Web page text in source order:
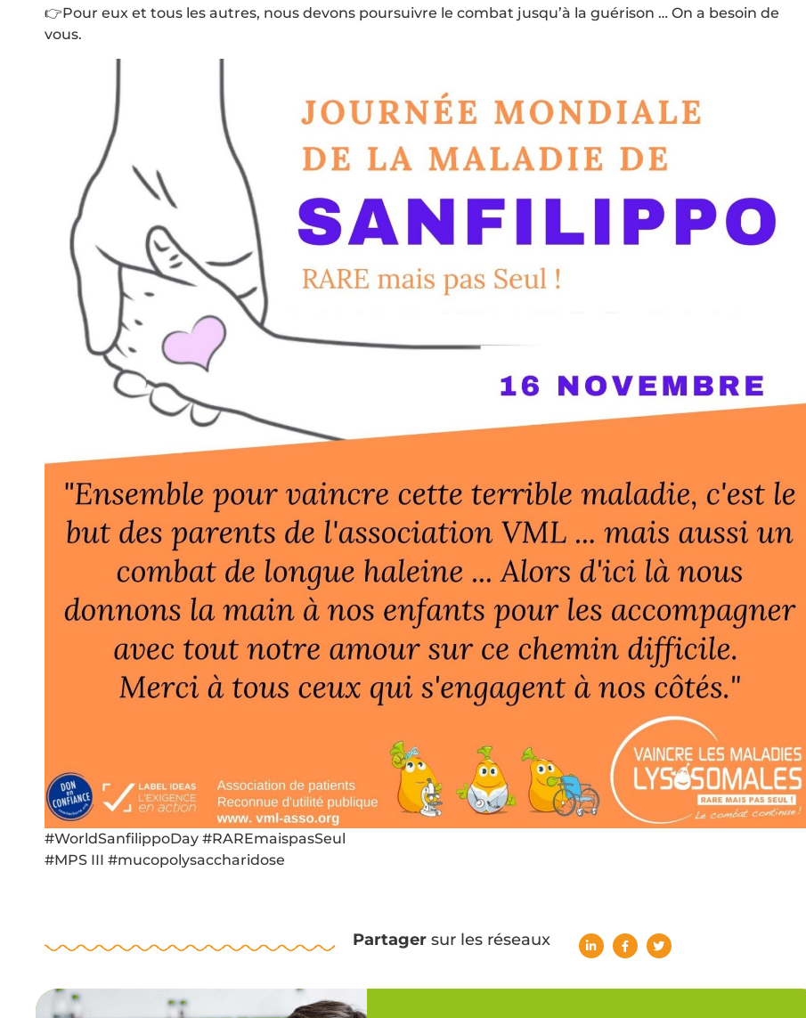
👉Pour eux et tous les autres, nous devons poursuivre le combat jusqu’à la guérison … On a besoin de
vous.
#WorldSanfilippoDay #RAREmaispasSeul
#MPS III #mucopolysaccharidose
Partagersur les réseaux